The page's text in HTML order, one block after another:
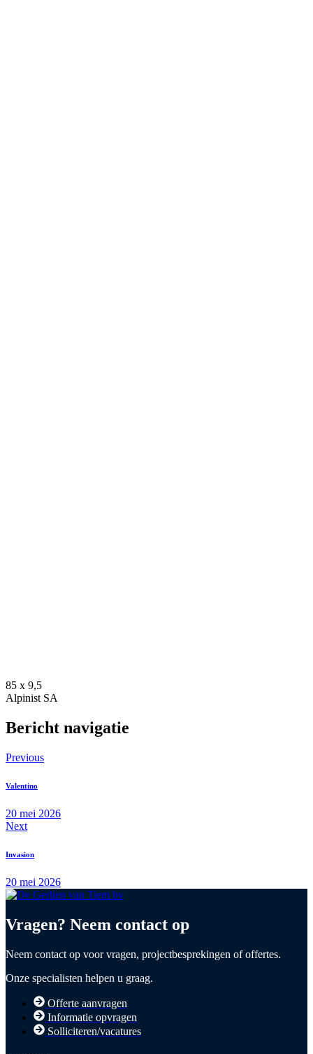
85 x 9,5
Alpinist SA
Bericht navigatie
Previous
Valentino
20 mei 2026
Next
Invasion
20 mei 2026
Vragen? Neem contact op
Neem contact op voor vragen, projectbesprekingen of offertes.
Onze specialisten helpen u graag.
Offerte aanvragen
Informatie opvragen
Solliciteren/vacatures